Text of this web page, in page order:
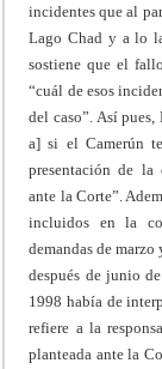
incidentes que al
Lago Chad y a lo
sostiene que el
“cuál de esos
del caso”. Así
a] si el Camerún
presentación de la
ante la Corte”.
incluidos en la
demandas de
después de junio
1998 había de
refiere a la
planteada ante la